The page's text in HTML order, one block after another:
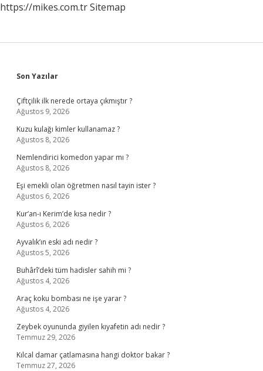
https://mikes.com.trSitemap
Sidebar
Son Yazılar
Çiftçilik ilk nerede ortaya çıkmıştır ?
Ağustos 9, 2026
Kuzu kulağı kimler kullanamaz ?
Ağustos 8, 2026
Nemlendirici komedon yapar mı ?
Ağustos 8, 2026
Eşi emekli olan öğretmen nasıl tayin ister ?
Ağustos 6, 2026
Kur’an-ı Kerim’de kısa nedir ?
Ağustos 6, 2026
Ayvalık’ın eski adı nedir ?
Ağustos 5, 2026
Buhârî’deki tüm hadisler sahih mi ?
Ağustos 4, 2026
Araç koku bombası ne işe yarar ?
Ağustos 4, 2026
Zeybek oyununda giyilen kıyafetin adı nedir ?
Temmuz 29, 2026
Kılcal damar çatlamasına hangi doktor bakar ?
Temmuz 27, 2026